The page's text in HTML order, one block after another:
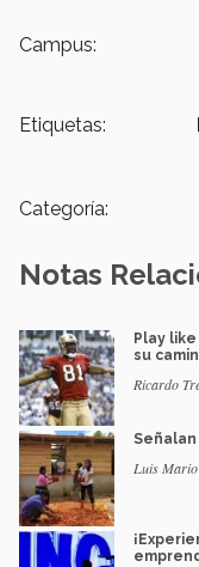
Campus:
Etiquetas:
Categoría:
Notas
Play
su
Ricardo
Luis